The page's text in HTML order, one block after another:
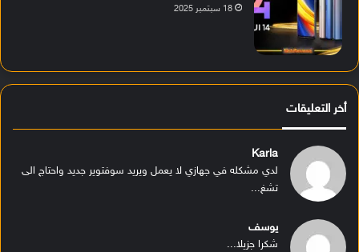
18 سبتمبر 2025
أخر التعليقات
Karla
لدي مشكله في جهازي لا يعمل ويريد سوفتوير جديد واحتاج الى
تشغ...
يوسف
شكرا جزيلا...